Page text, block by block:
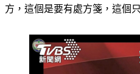
方，這個是要有處方箋，這個